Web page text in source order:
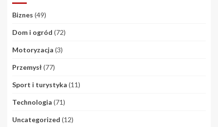
Biznes (49)
Dom i ogród (72)
Motoryzacja (3)
Przemysł(77)
Sport i turystyka (11)
Technologia (71)
Uncategorized (12)